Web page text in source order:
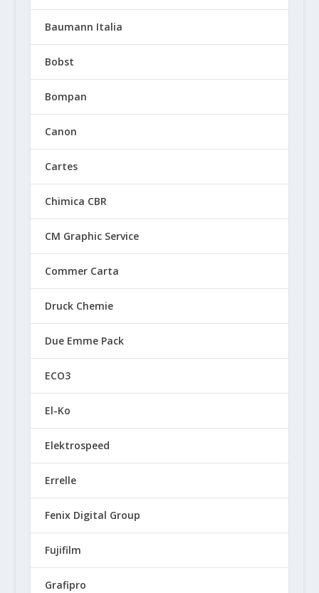
Baumann Italia
Bobst
Bompan
Canon
Cartes
Chimica CBR
CM Graphic Service
Commer Carta
Druck Chemie
Due Emme Pack
ECO3
El-Ko
Elektrospeed
Errelle
Fenix Digital Group
Fujifilm
Grafipro